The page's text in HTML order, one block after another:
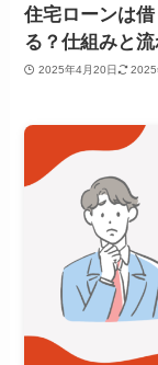
住宅ローンは
る？仕組みと
2025年4月20日 2025